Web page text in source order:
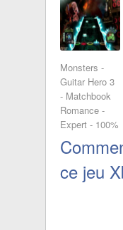
Monsters -
Guitar Hero 3
- Matchbook
Romance -
Expert - 100%
FC
ce jeu